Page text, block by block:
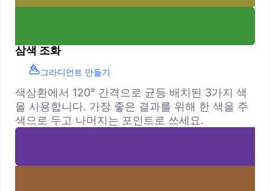
삼색 조화
그라디언트 만들기
색상환에서 120° 간격으로 균등 배치된 3가지 색
을 사용합니다. 가장 좋은 결과를 위해 한 색을 주
색으로 두고 나머지는 포인트로 쓰세요.